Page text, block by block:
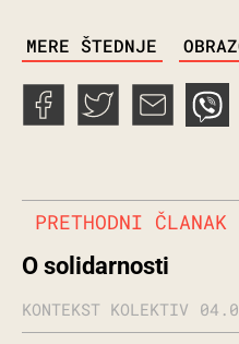
MERE ŠTEDNJE
PRETHODNI ČLANAK
O solidarnosti
KONTEKST KOLEKTIV